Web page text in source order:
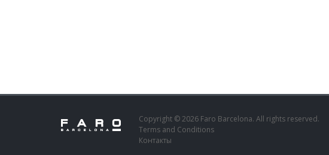
Copyright © 2026 Faro Barcelona. All rights reserved.
Terms and Conditions
Контакты